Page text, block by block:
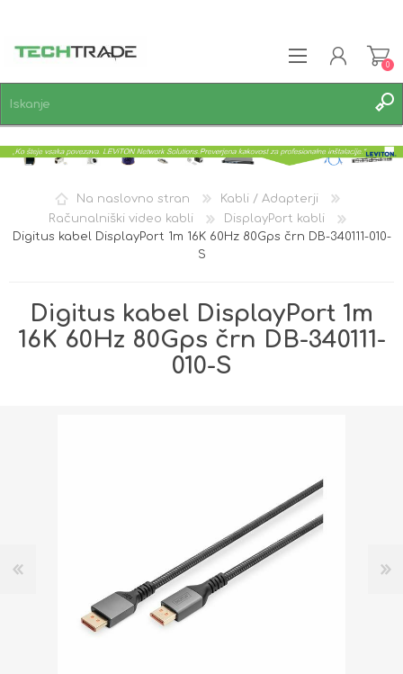
PRIJAVA
0
Na naslovno stran
Kabli / Adapterji
Računalniški video kabli
DisplayPort kabli
Digitus kabel DisplayPort 1m 16K 60Hz 80Gps črn DB-340111-010-
S
Digitus kabel DisplayPort 1m
16K 60Hz 80Gps črn DB-340111-
010-S